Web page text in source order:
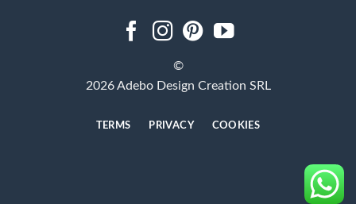
©
2026 Adebo Design Creation SRL
TERMS PRIVACY COOKIES